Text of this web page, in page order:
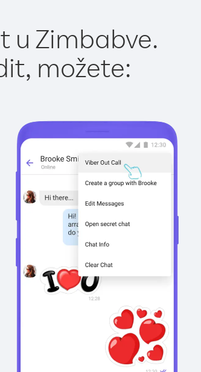
u Zimbabve.
možete: